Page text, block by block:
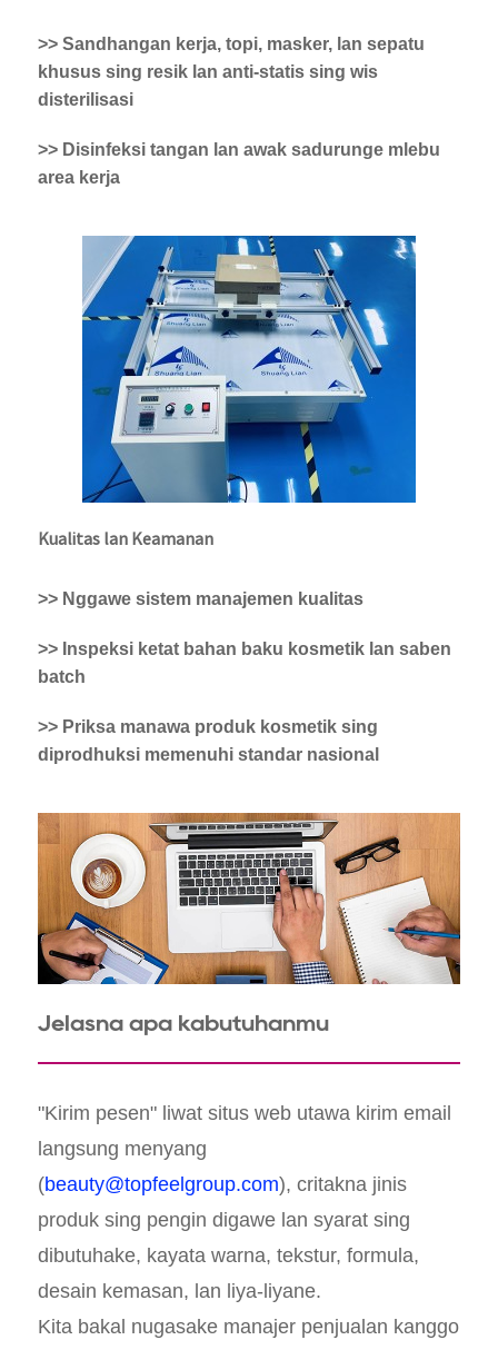
>> Sandhangan kerja, topi, masker, lan sepatu
khusus sing resik lan anti-statis sing wis
disterilisasi
>> Disinfeksi tangan lan awak sadurunge mlebu
area kerja
Kualitas lan Keamanan
>> Nggawe sistem manajemen kualitas
>> Inspeksi ketat bahan baku kosmetik lan saben
batch
>> Priksa manawa produk kosmetik sing
diprodhuksi memenuhi standar nasional
Jelasna apa kabutuhanmu
"Kirim pesen" liwat situs web utawa kirim email
langsung menyang
(beauty@topfeelgroup.com), critakna jinis
produk sing pengin digawe lan syarat sing
dibutuhake, kayata warna, tekstur, formula,
desain kemasan, lan liya-liyane.
Kita bakal nugasake manajer penjualan kanggo